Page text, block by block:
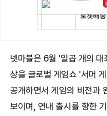
넷마블은 6월 '일곱 개의
상을 글로벌 게임쇼 '서머
공개하면서 게임의 비전과
보이며, 연내 출시를 향한